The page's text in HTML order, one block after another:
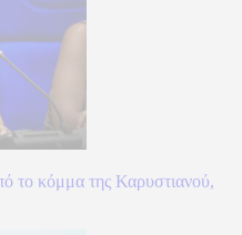
το κόμμα της Καρυστιανού,